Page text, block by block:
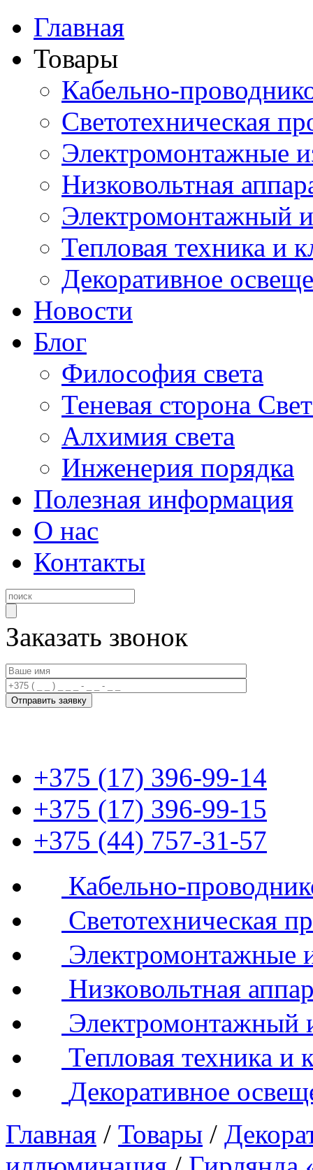
Главная
Товары
Кабельно-
Светотехническая
Электромонтажные
Низковольтная
Электромонтажный
Тепловая техника и
Декоративное
Новости
Блог
Философия света
Теневая сторона
Алхимия света
Инженерия порядка
Полезная информация
О нас
Контакты
Заказать звонок
+375 (17) 396-99-14
+375 (17) 396-99-15
+375 (44) 757-31-57
Кабельно-
Светотехническая
Электромонтажные
Низковольтная
Электромонтажный
Тепловая техника и
Декоративное
Главная / Товары /